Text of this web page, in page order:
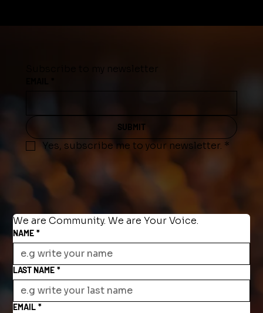
Subscribe to my newsletter
SUBMIT
Yes, subscribe me to your newsletter. *
We are Community. We are Your Voice.
NAME *
LAST NAME *
EMAIL *